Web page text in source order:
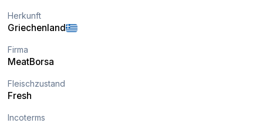
Herkunft
Griechenland
Firma
MeatBorsa
Fleischzustand
Fresh
Incoterms